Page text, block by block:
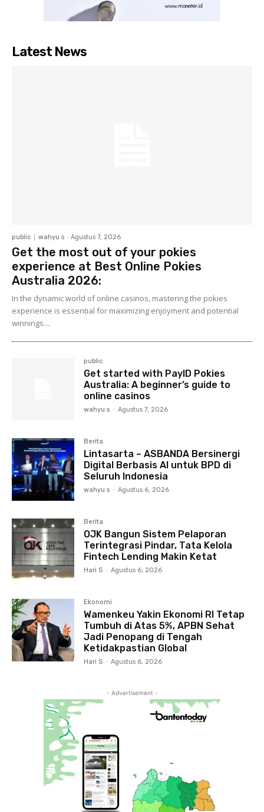
Latest News
public wahyu s - Agustus 7, 2026
Get the most out of your pokies
experience at Best Online Pokies
Australia 2026:
In the dynamic world of online casinos, mastering the pokies
experience is essential for maximizing enjoyment and potential
winnings....
public
Get started with PayID Pokies
Australia: A beginner’s guide to
online casinos
wahyu s - Agustus 7, 2026
Berita
Lintasarta – ASBANDA Bersinergi
Digital Berbasis AI untuk BPD di
Seluruh Indonesia
wahyu s - Agustus 6, 2026
Berita
OJK Bangun Sistem Pelaporan
Terintegrasi Pindar, Tata Kelola
Fintech Lending Makin Ketat
Hari S - Agustus 6, 2026
Ekonomi
Wamenkeu Yakin Ekonomi RI Tetap
Tumbuh di Atas 5%, APBN Sehat
Jadi Penopang di Tengah
Ketidakpastian Global
Hari S - Agustus 6, 2026
- Advertisement -